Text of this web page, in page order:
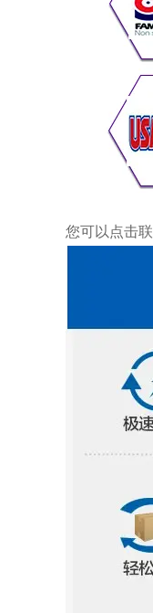
您可以点击